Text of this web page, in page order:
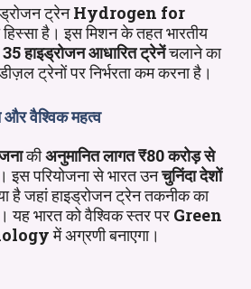
ट्रेनHydrogen for
है। इस मिशन के तहत भारतीय
35 हाइड्रोजन आधारित ट्रेनेंचलाने का
ट्रेनों पर निर्भरता कम करना है।
और वैश्विक महत्व
कीअनुमानित लागत ₹80 करोड़ से
इस परियोजना से भारत उनचुनिंदा देशों
है जहां हाइड्रोजन ट्रेन तकनीक का
यह भारत को वैश्विक स्तर पर Green
में अग्रणी बनाएगा।